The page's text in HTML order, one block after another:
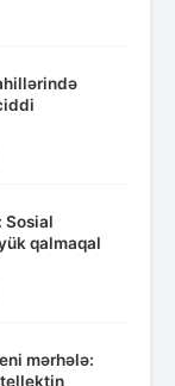
Sosial
qalmaqal
mərhələ: